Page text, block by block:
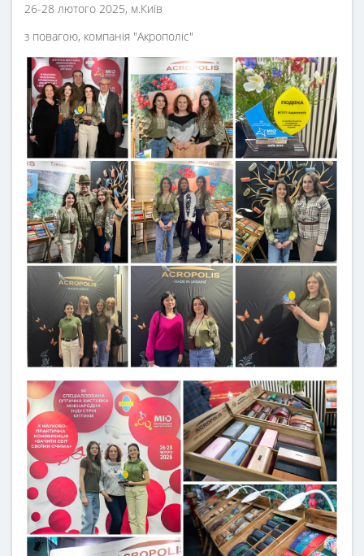
26-28 лютого 2025, м.Київ
з повагою, компанія "Акрополіс"